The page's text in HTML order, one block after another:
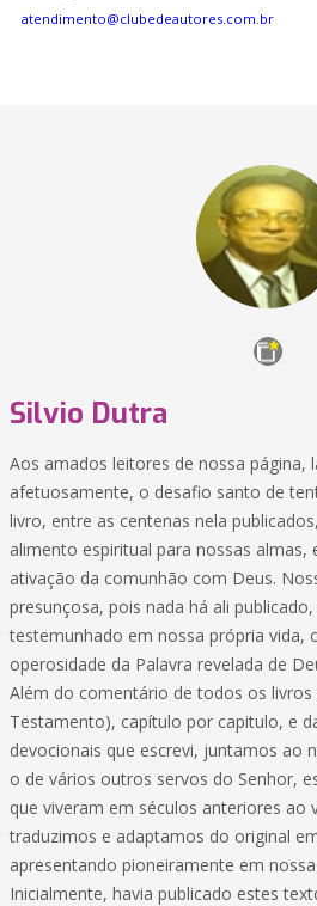
atendimento@clubedeautores.com.br
Silvio Dutra
Aos amados leitores de nossa página,
afetuosamente, o desafio santo de
livro, entre as centenas nela
alimento espiritual para nossas almas,
ativação da comunhão com Deus.
presunçosa, pois nada há ali
testemunhado em nossa própria vida,
operosidade da Palavra revelada de
Além do comentário de todos os livros
Testamento), capítulo por capitulo, e
devocionais que escrevi, juntamos ao
o de vários outros servos do Senhor,
que viveram em séculos anteriores ao
traduzimos e adaptamos do original
apresentando pioneiramente em
Inicialmente, havia publicado estes